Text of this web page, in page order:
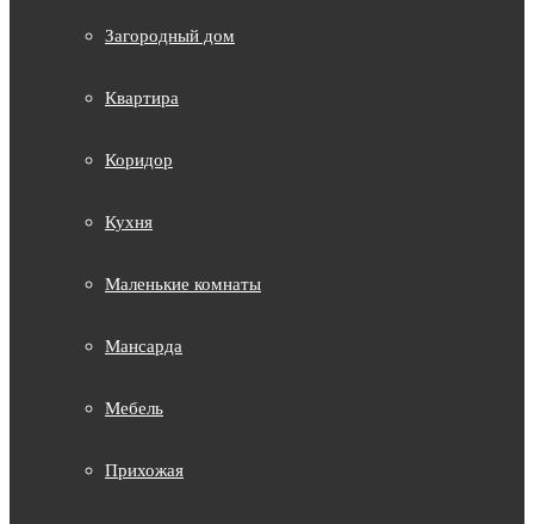
Загородный дом
Квартира
Коридор
Кухня
Маленькие комнаты
Мансарда
Мебель
Прихожая